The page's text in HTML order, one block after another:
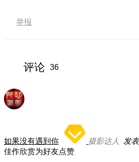
举报
评论 36
如果没有遇到你 摄影达人 发
佳作欣赏为好友点赞